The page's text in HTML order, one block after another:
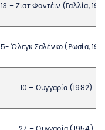
13 – Ζιστ Φοντέιν (Γαλλία,
5- Όλεγκ Σαλένκο (Ρωσία,
10 – Ουγγαρία (1982)